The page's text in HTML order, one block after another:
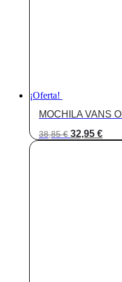
¡Oferta!
MOCHILA VANS
38,85€ El
precio
32,95 €El